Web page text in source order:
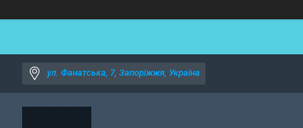
ул. Фанатська, 7, Запоріжжя, Україна